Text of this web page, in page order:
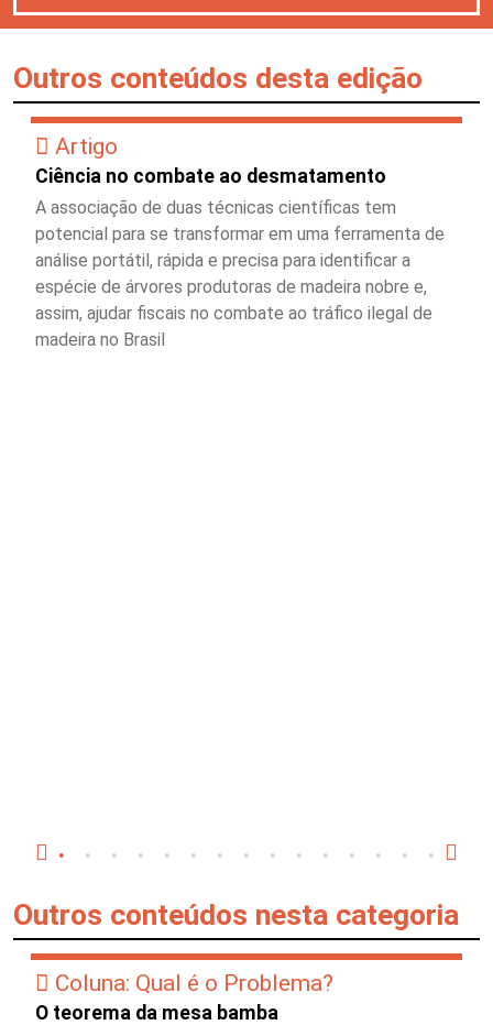
Outros conteúdos desta edição
Artigo
Ciência no combate ao desmatamento
A associação de duas técnicas científicas tem
potencial para se transformar em uma ferramenta de
análise portátil, rápida e precisa para identificar a
espécie de árvores produtoras de madeira nobre e,
assim, ajudar fiscais no combate ao tráfico ilegal de
madeira no Brasil
Outros conteúdos nesta categoria
Coluna: Qual é o Problema?
O teorema da mesa bamba